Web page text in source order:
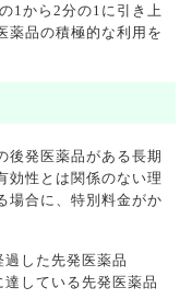
1から2分の1に引き上
薬品の積極的な利用を
後発医薬品がある長期
効性とは関係のない理
場合に、特別料金がか
した先発医薬品
している先発医薬品